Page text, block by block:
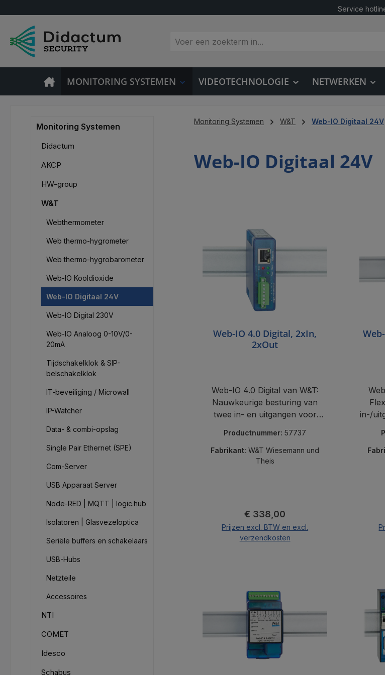
Service
MONITORING SYSTEMEN VIDEOTECHNOLOGIE NETWERKEN
Monitoring Systemen
Didactum
AKCP
HW-group
W&T
Webthermometer
Web thermo-hygrometer
Web thermo-hygrobarometer
Web-IO Kooldioxide
Web-IO Digitaal 24V
Web-IO Digital 230V
Web-IO Analoog 0-10V/0-
20mA
Tijdschakelklok & SIP-
belschakelklok
IT-beveiliging / Microwall
IP-Watcher
Data- & combi-opslag
Single Pair Ethernet (SPE)
Com-Server
USB Apparaat Server
Node-RED | MQTT | logic.hub
Isolatoren | Glasvezeloptica
Seriële buffers en schakelaars
USB-Hubs
Netzteile
Accessoires
NTI
COMET
Idesco
Schabus
Monitoring Systemen W&T Web-IO Digitaal 24V
Web-IO Digitaal 24V
Web-IO 4.0 Digital, 2xIn,
2xOut
Web-IO 4.0 Digital van W&T:
Nauwkeurige besturing van
twee in- en uitgangen voor
huisautomatisering.
Productnummer:57737
Fabrikant:W&T Wiesemann und
Theis
Normale prijs:
€ 338,00
Prijzen excl. BTW en excl.
verzendkosten
in-/